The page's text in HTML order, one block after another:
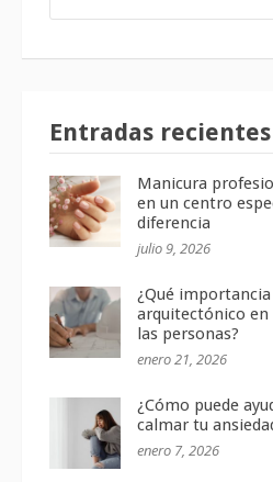
Entradas recientes
Manicura
en un centro
diferencia
julio 9, 2026
¿Qué
arquitectónico en
las personas?
enero 21, 2026
¿Cómo puede
calmar tu
enero 7, 2026